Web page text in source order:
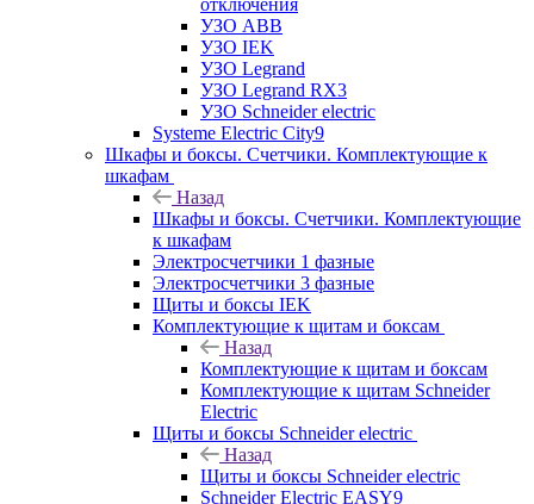
УЗО ABB
УЗО IEK
УЗО Legrand
УЗО Legrand RX3
УЗО Schneider electric
Systeme Electric City9
Шкафы и боксы. Счетчики. Комплектующие к
шкафам
Назад
Шкафы и боксы. Счетчики. Комплектующие
к шкафам
Электросчетчики 1 фазные
Электросчетчики 3 фазные
Щиты и боксы IEK
Комплектующие к щитам и боксам
Назад
Комплектующие к щитам и боксам
Комплектующие к щитам Schneider
Electric
Щиты и боксы Schneider electric
Назад
Щиты и боксы Schneider electric
Schneider Electric EASY9